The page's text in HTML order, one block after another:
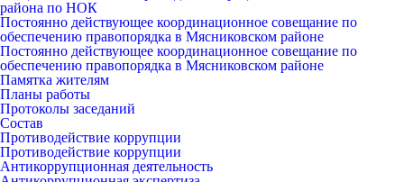
района по НОК
Постоянно действующее координационное совещание по
обеспечению правопорядка в Мясниковском районе
Постоянно действующее координационное совещание по
обеспечению правопорядка в Мясниковском районе
Памятка жителям
Планы работы
Протоколы заседаний
Состав
Противодействие коррупции
Противодействие коррупции
Антикоррупционная деятельность